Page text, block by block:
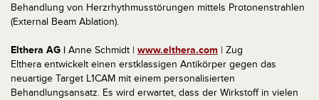
Behandlung von Herzrhythmusstörungen mittels Protonenstrahlen
(External Beam Ablation).
Elthera AG | Anne Schmidt | www.elthera.com | Zug
Elthera entwickelt einen erstklassigen Antikörper gegen das
neuartige Target L1CAM mit einem personalisierten
Behandlungsansatz. Es wird erwartet, dass der Wirkstoff in vielen